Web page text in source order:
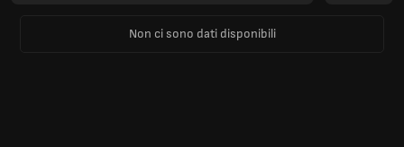
Non ci sono dati disponibili